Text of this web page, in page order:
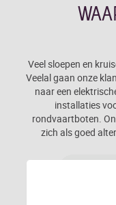
Veel sloepen en
Veelal gaan onze
naar een
installaties
rondvaartboten.
zich als goed